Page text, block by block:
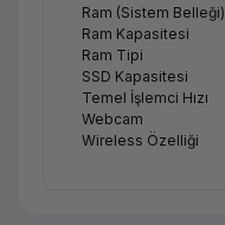
Ram (Sistem Belleği)
Ram Kapasitesi
Ram Tipi
SSD Kapasitesi
Temel İşlemci Hızı
Webcam
Wireless Özelliği